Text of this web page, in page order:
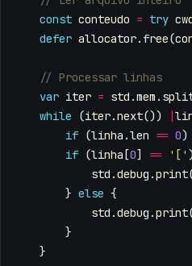
const conteudo = try
defer allocator. free(
var iter = std .mem .
while
(iter.next()) |
if (linha .len == 0)
if (linha [0] == '[' )
std .debug .print
} else {
std .debug .print
}
}